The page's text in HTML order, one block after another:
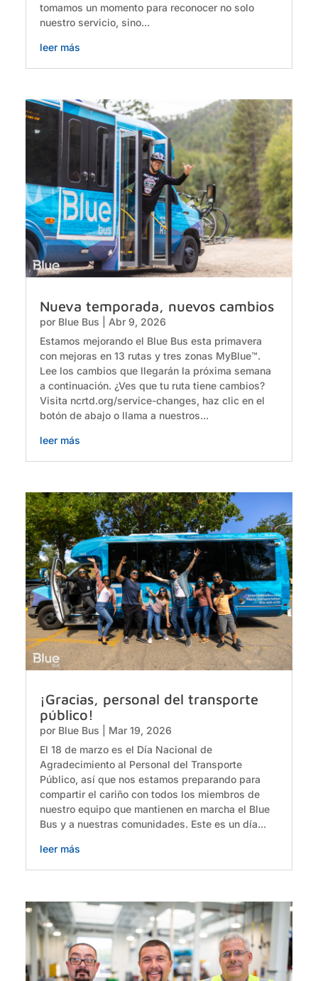
tomamos un momento para reconocer no solo
nuestro servicio, sino...
leer más
Nueva temporada, nuevos cambios
por Blue Bus
Abr 9, 2026
Estamos mejorando el Blue Bus esta primavera
con mejoras en 13 rutas y tres zonas MyBlue™.
Lee los cambios que llegarán la próxima semana
a continuación. ¿Ves que tu ruta tiene cambios?
Visita ncrtd.org/service-changes, haz clic en el
botón de abajo o llama a nuestros...
leer más
¡Gracias, personal del transporte
público!
por Blue Bus
Mar 19, 2026
El 18 de marzo es el Día Nacional de
Agradecimiento al Personal del Transporte
Público, así que nos estamos preparando para
compartir el cariño con todos los miembros de
nuestro equipo que mantienen en marcha el Blue
Bus y a nuestras comunidades. Este es un día...
leer más